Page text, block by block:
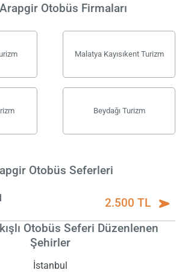
Otobüs Firmaları
Malatya Kayısıkent Turizm
Beydağı Turizm
Otobüs Seferleri
2.500 TL
Otobüs Seferi Düzenlenen
Şehirler
İstanbul